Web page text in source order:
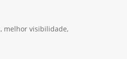
melhor visibilidade,